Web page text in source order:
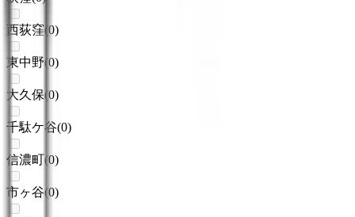
西荻窪(0)
東中野(0)
大久保(0)
千駄ケ谷(0)
信濃町(0)
市ヶ谷(0)